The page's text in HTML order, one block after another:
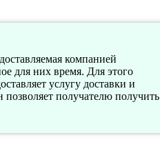
компанией
для них время. Для этого
услугу доставки и
получателю получить